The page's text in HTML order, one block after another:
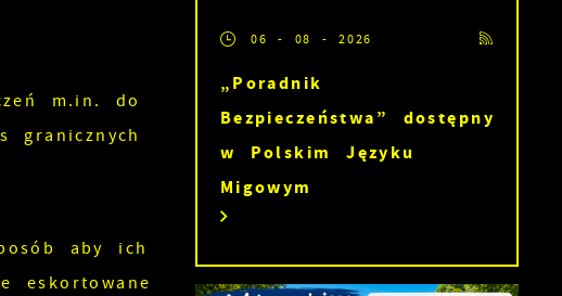
m.in. do
granicznych
aby ich
eskortowane
06 - 08 - 2026
„Poradnik
Bezpieczeństwa” dostępny
w Polskim Języku
Migowym